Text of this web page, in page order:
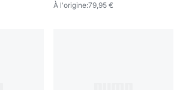
À l'origine:79,95 €